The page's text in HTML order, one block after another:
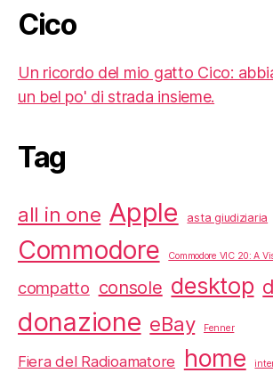
Cico
Un ricordo del mio gatto Cico:
un bel po' di strada insieme.
Tag
all in one Apple asta giudiziaria
Commodore Commodore VIC 20: A
compatto console desktop
donazione eBay Fenner
Fiera del Radioamatore home